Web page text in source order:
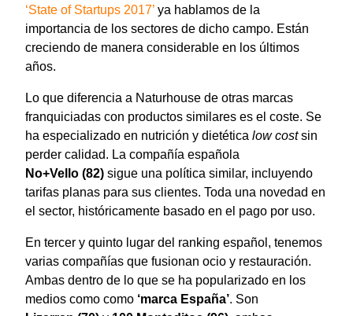
‘State of Startups 2017’ ya hablamos de la
importancia de los sectores de dicho campo. Están
creciendo de manera considerable en los últimos
años.
Lo que diferencia a Naturhouse de otras marcas
franquiciadas con productos similares es el coste. Se
ha especializado en nutrición y dietética low costsin
perder calidad. La compañía española
No+Vello (82) sigue una política similar, incluyendo
tarifas planas para sus clientes. Toda una novedad en
el sector, históricamente basado en el pago por uso.
En tercer y quinto lugar del ranking español, tenemos
varias compañías que fusionan ocio y restauración.
Ambas dentro de lo que se ha popularizado en los
medios como como ‘marca España’. Son